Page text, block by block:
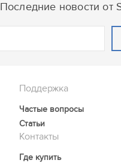
Последние новости от
Поддержка
Частые вопросы
Статьи
Контакты
Где купить